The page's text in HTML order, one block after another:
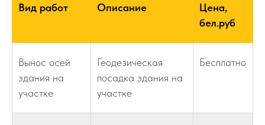
Вид работ Описание
Цена,
бел.руб
Вынос осей
здания на
участке
Геодезическая
посадка здания на
участке
Бесплатно